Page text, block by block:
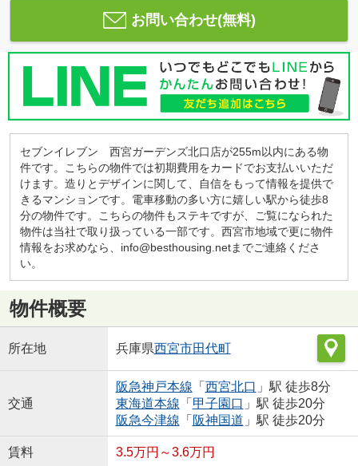
お問い合わせ(無料)
セブンイレブン 西宮ガーデンズ北口店が255m以内にある物
件です。こちらの物件では初期費用をカードでお支払いいただ
けます。造りとデザインに関して、自信をもって情報を提供で
きるマンションです。電車移動の多い方に嬉しい駅から徒歩8
分の物件です。こちらの物件もステキですが、ご覧になられた
物件は当社で取り扱っている一部です。西宮市地域で更に物件
情報をお求めなら、info@besthousing.netまでご連絡くださ
い。
物件概要
所在地 兵庫県西宮市田代町
交通
阪急神戸本線 「 西宮北口 」駅 徒歩8分
東海道本線 「 甲子園口 」駅 徒歩20分
阪急今津線 「 阪神国道 」駅 徒歩20分
賃料 3.5万円～3.6万円